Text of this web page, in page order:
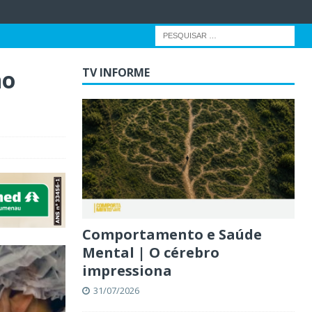
TV INFORME
Comportamento e Saúde
Mental | O cérebro
impressiona
31/07/2026